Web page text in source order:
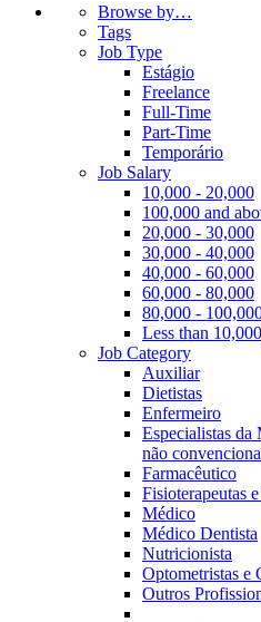
Browse by…
Tags
Job Type
Estágio
Freelance
Full-Time
Part-Time
Temporário
Job Salary
10,000 - 20,000
100,000 and
20,000 - 30,000
30,000 - 40,000
40,000 - 60,000
60,000 - 80,000
80,000 -
Less than 10,000
Job Category
Auxiliar
Dietistas
Enfermeiro
Especialistas da
não
Farmacêutico
Fisioterapeutas
Médico
Médico Dentista
Nutricionista
Optometristas e
Outros